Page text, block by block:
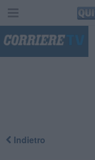
Indietro